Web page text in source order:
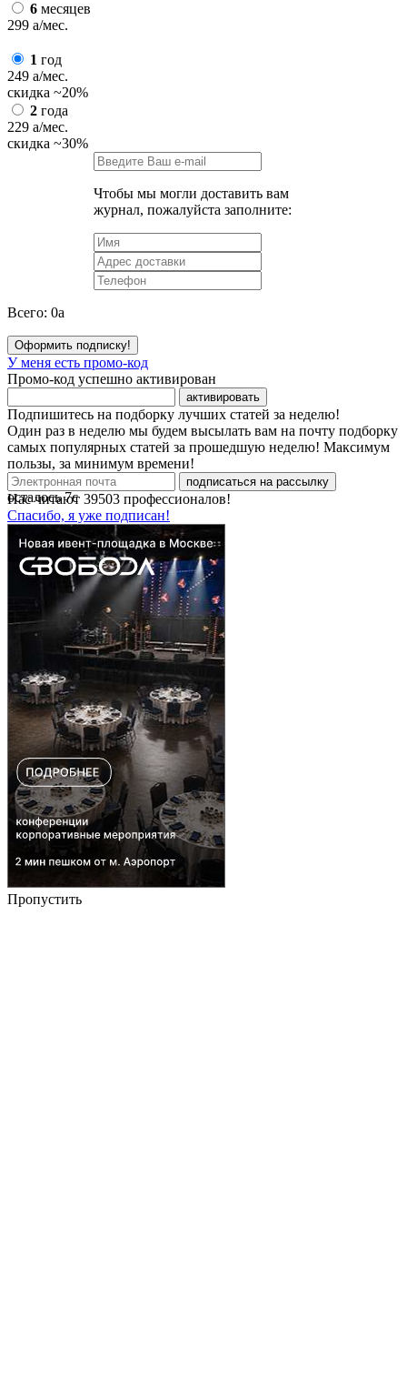
6 месяцев
299 a/мес.
1 год
249 a/мес.
скидка ~20%
2 года
229 a/мес.
скидка ~30%
Чтобы мы могли доставить вам
журнал, пожалуйста заполните:
Всего: 0a
Оформить подписку!
У меня есть промо-код
Промо-код успешно активирован
активировать
Подпишитесь на подборку лучших статей за неделю!
Один раз в неделю мы будем высылать вам на почту подборку
самых популярных статей за прошедшую неделю! Максимум
пользы, за минимум времени!
подписаться на рассылку
Нас читают 39503 профессионалов!
Спасибо, я уже подписан!
осталось7с
Пропустить